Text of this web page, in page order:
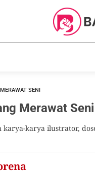
SENI
Merawat Seni
karya ilustrator,